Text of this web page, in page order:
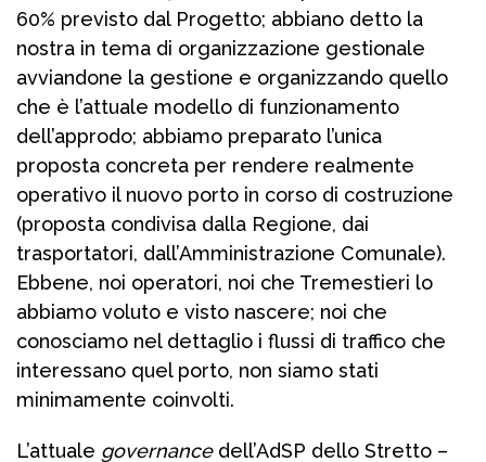
60% previsto dal Progetto; abbiano detto la
nostra in tema di organizzazione gestionale
avviandone la gestione e organizzando quello
che è l’attuale modello di funzionamento
dell’approdo; abbiamo preparato l’unica
proposta concreta per rendere realmente
operativo il nuovo porto in corso di costruzione
(proposta condivisa dalla Regione, dai
trasportatori, dall’Amministrazione Comunale).
Ebbene, noi operatori, noi che Tremestieri lo
abbiamo voluto e visto nascere; noi che
conosciamo nel dettaglio i flussi di traffico che
interessano quel porto, non siamo stati
minimamente coinvolti.
L’attuale governancedell’AdSP dello Stretto –